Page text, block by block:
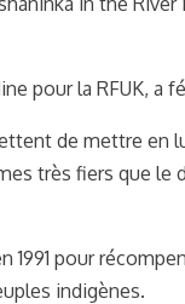
pour la RFUK, a
de mettre en
très fiers que
1991 pour
indigènes.